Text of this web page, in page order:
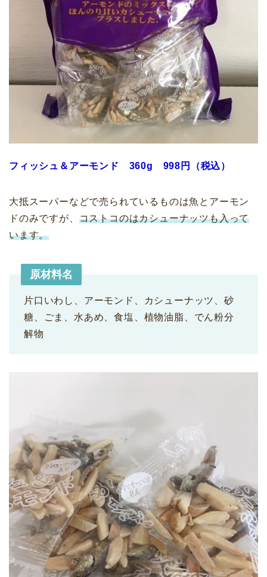
フィッシュ＆アーモンド 360g 998円（税込）
大抵スーパーなどで売られているものは魚とアーモン
ドのみですが、 コストコのはカシューナッツも入って
います。
原材料名
片口いわし、アーモンド、カシューナッツ、砂
糖、ごま、水あめ、食塩、植物油脂、でん粉分
解物